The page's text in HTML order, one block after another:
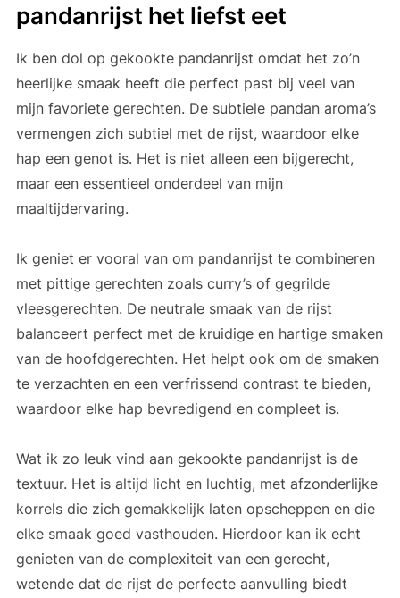
pandanrijst het liefst eet
Ik ben dol op gekookte pandanrijst omdat het zo’n
heerlijke smaak heeft die perfect past bij veel van
mijn favoriete gerechten. De subtiele pandan aroma’s
vermengen zich subtiel met de rijst, waardoor elke
hap een genot is. Het is niet alleen een bijgerecht,
maar een essentieel onderdeel van mijn
maaltijdervaring.
Ik geniet er vooral van om pandanrijst te combineren
met pittige gerechten zoals curry’s of gegrilde
vleesgerechten. De neutrale smaak van de rijst
balanceert perfect met de kruidige en hartige smaken
van de hoofdgerechten. Het helpt ook om de smaken
te verzachten en een verfrissend contrast te bieden,
waardoor elke hap bevredigend en compleet is.
Wat ik zo leuk vind aan gekookte pandanrijst is de
textuur. Het is altijd licht en luchtig, met afzonderlijke
korrels die zich gemakkelijk laten opscheppen en die
elke smaak goed vasthouden. Hierdoor kan ik echt
genieten van de complexiteit van een gerecht,
wetende dat de rijst de perfecte aanvulling biedt